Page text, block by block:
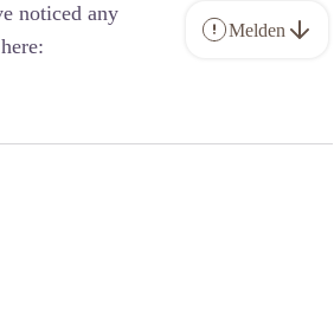
noticed any
Melden